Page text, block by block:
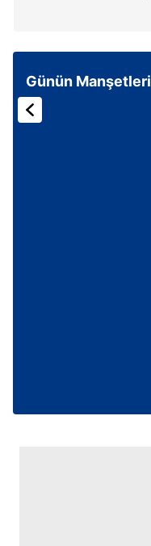
Günün Manşetleri